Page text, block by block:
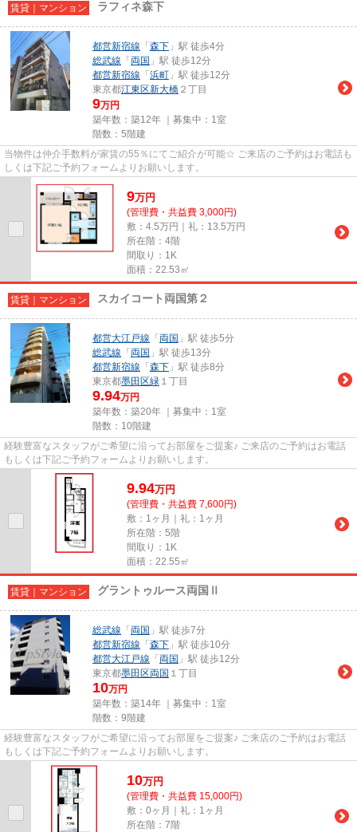
賃貸｜マンション ラフィネ森下
都営新宿線 「 森下 」駅 徒歩4分
総武線 「 両国 」駅 徒歩12分
都営新宿線 「 浜町 」駅 徒歩12分
東京都江東区新大橋 ２丁目
9万円
築年数：築12年 ｜募集中： 1室
階数：5階建
当物件は仲介手数料が家賃の55％にてご紹介が可能☆ ご来店のご予約はお電話も
しくは下記ご予約フォームよりお願いします。
9万円
(管理費・共益費 3,000円)
敷：4.5万円｜礼：13.5万円
所在階：4階
間取り：1K
面積：22.53㎡
賃貸｜マンション スカイコート両国第２
都営大江戸線 「 両国 」駅 徒歩5分
総武線 「 両国 」駅 徒歩13分
都営新宿線 「 森下 」駅 徒歩8分
東京都墨田区緑 １丁目
9.94万円
築年数：築20年 ｜募集中： 1室
階数：10階建
経験豊富なスタッフがご希望に沿ってお部屋をご提案♪ ご来店のご予約はお電話
もしくは下記ご予約フォームよりお願いします。
9.94万円
(管理費・共益費 7,600円)
敷：1ヶ月｜礼：1ヶ月
所在階：5階
間取り：1K
面積：22.55㎡
賃貸｜マンション グラントゥルース両国Ⅱ
総武線 「 両国 」駅 徒歩7分
都営新宿線 「 森下 」駅 徒歩10分
都営大江戸線 「 両国 」駅 徒歩12分
東京都墨田区両国 １丁目
10万円
築年数：築14年 ｜募集中： 1室
階数：9階建
経験豊富なスタッフがご希望に沿ってお部屋をご提案♪ ご来店のご予約はお電話
もしくは下記ご予約フォームよりお願いします。
10万円
(管理費・共益費 15,000円)
敷：0ヶ月｜礼：1ヶ月
所在階：7階